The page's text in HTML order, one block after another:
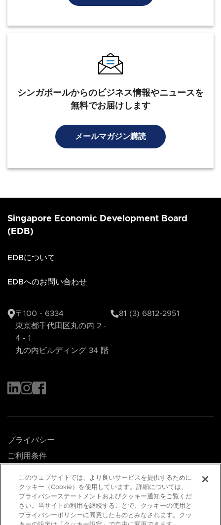
シンガポールからのビジネス情報やニュースを
無料でお届けします
メールマガジン購読
Singapore Economic Development Board
(EDB)
EDBについて
EDBへのお問い合わせ
〒100 - 6334
東京都千代田区丸の内 2 -
4 - 1
丸の内ビルディング 34 階
81 (3) 6812-2951
プライバシー
ご利用条件
© 2026 Singapore Economic Development Board.
All Rights Reserved.
このウェブサイトでは、より良いサービスを提供するために
クッキー（Cookie）を使用しています。詳細については、
プライバシーステートメントおよびクッキー通知をご覧くだ
さい。当サイトの利用を継続することで、クッキーの使用と
プライバシーポリシーに同意したものとみなされます。クッ